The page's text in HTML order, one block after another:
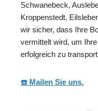
Schwanebeck,
Kroppenstedt,
wir sicher, dass Ihre
vermittelt wird, um
erfolgreich zu
☎️ Mailen Sie uns.